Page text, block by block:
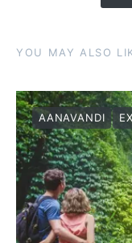
YOU MAY ALSO
AANAVANDI